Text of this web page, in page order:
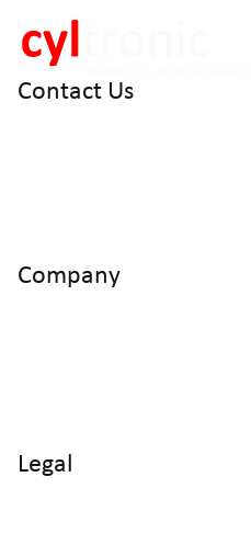
Contact Us
Company
Legal